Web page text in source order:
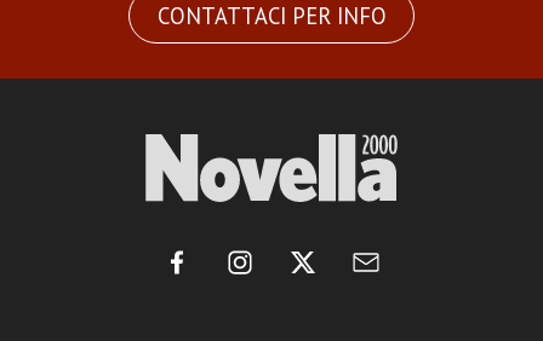
CONTATTACI PER INFO